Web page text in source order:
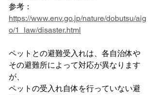
参考：
https://www.env.go.jp/nature/dobutsu/aig
o/1_law/disaster.html
ペットとの避難受入れは、各自治体や
その避難所によって対応が異なります
が、
ペットの受入れ自体を行っていない避